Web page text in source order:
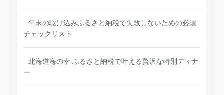
年末の駆け込みふるさと納税で失敗しないための必須
チェックリスト
北海道海の幸 ふるさと納税で叶える贅沢な特別ディナ
ー